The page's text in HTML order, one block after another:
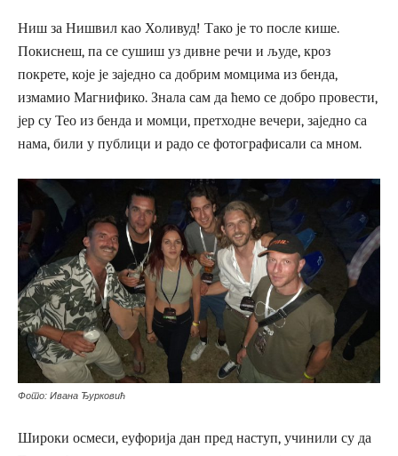
Ниш за Нишвил као Холивуд! Тако је то после кише.
Покиснеш, па се сушиш уз дивне речи и људе, кроз
покрете, које је заједно са добрим момцима из бенда,
измамио Магнифико. Знала сам да ћемо се добро провести,
јер су Тео из бенда и момци, претходне вечери, заједно са
нама, били у публици и радо се фотографисали са мном.
Фото: Ивана Ђурковић
Широки осмеси, еуфорија дан пред наступ, учинили су да